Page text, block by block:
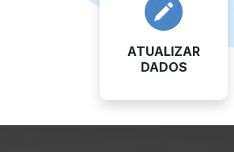
ATUALIZAR
DADOS